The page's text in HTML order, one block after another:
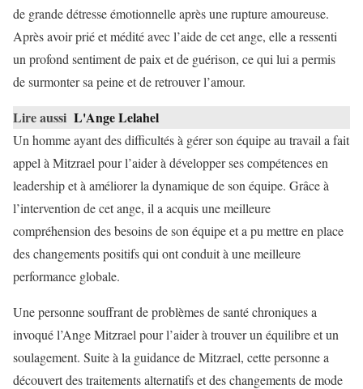
de grande détresse émotionnelle après une rupture amoureuse.
Après avoir prié et médité avec l’aide de cet ange, elle a ressenti
un profond sentiment de paix et de guérison, ce qui lui a permis
de surmonter sa peine et de retrouver l’amour.
Lire aussi L'Ange Lelahel
Un homme ayant des difficultés à gérer son équipe au travail a fait
appel à Mitzrael pour l’aider à développer ses compétences en
leadership et à améliorer la dynamique de son équipe. Grâce à
l’intervention de cet ange, il a acquis une meilleure
compréhension des besoins de son équipe et a pu mettre en place
des changements positifs qui ont conduit à une meilleure
performance globale.
Une personne souffrant de problèmes de santé chroniques a
invoqué l’Ange Mitzrael pour l’aider à trouver un équilibre et un
soulagement. Suite à la guidance de Mitzrael, cette personne a
découvert des traitements alternatifs et des changements de mode